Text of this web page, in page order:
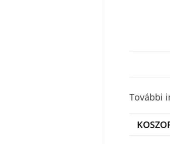
További